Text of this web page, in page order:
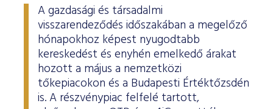
A gazdasági és társadalmi
visszarendeződés időszakában a megelőző
hónapokhoz képest nyugodtabb
kereskedést és enyhén emelkedő árakat
hozott a május a nemzetközi
tőkepiacokon és a Budapesti Értéktőzsdén
is. A részvénypiac felfelé tartott,